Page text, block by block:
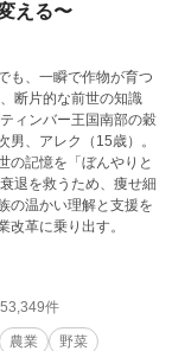
える〜
も、一瞬で作物が育つ
断片的な前世の知識
ィンバー王国南部の穀
男、アレク（15歳）。
の記憶を「ぼんやりと
退を救うため、痩せ細
の温かい理解と支援を
改革に乗り出す。
件
農業 野菜